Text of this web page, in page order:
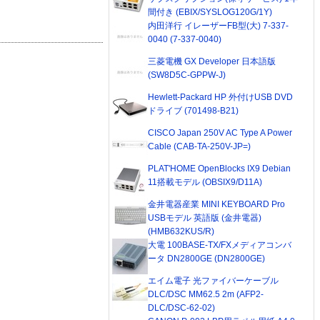
間付き (EBIX/SYSLOG120G/1Y)
内田洋行 イレーザーFB型(大) 7-337-
0040 (7-337-0040)
三菱電機 GX Developer 日本語版
(SW8D5C-GPPW-J)
Hewlett-Packard HP 外付けUSB DVD
ドライブ (701498-B21)
CISCO Japan 250V AC Type A Power
Cable (CAB-TA-250V-JP=)
PLAT'HOME OpenBlocks IX9 Debian
11搭載モデル (OBSIX9/D11A)
金井電器産業 MINI KEYBOARD Pro
USBモデル 英語版 (金井電器)
(HMB632KUS/R)
大電 100BASE-TX/FXメディアコンバ
ータ DN2800GE (DN2800GE)
エイム電子 光ファイバーケーブル
DLC/DSC MM62.5 2m (AFP2-
DLC/DSC-62-02)